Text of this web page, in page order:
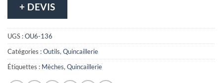
+ DEVIS
UGS :OU6-136
Catégories :Outils, Quincaillerie
Étiquettes : Mèches, Quincaillerie